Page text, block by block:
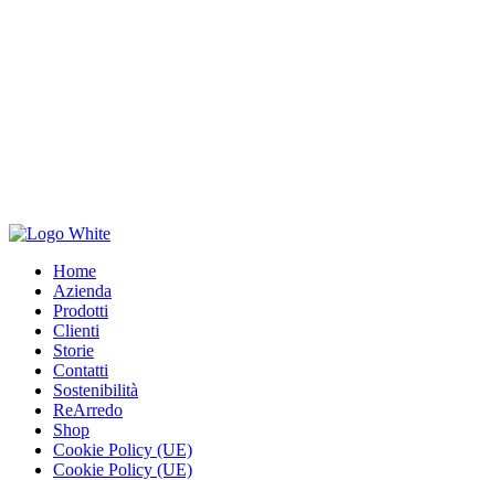
Home
Azienda
Prodotti
Clienti
Storie
Contatti
Sostenibilità
ReArredo
Shop
Cookie Policy (UE)
Cookie Policy (UE)